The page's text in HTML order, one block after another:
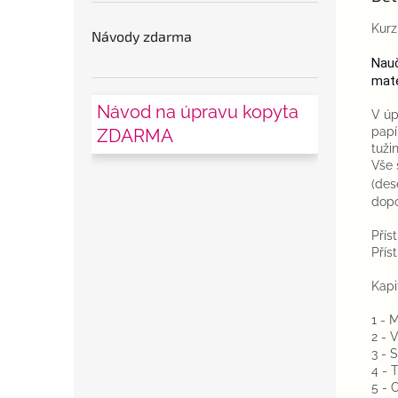
Návody zdarma
Návod na úpravu kopyta
ZDARMA
V
Vše
1 -
2 -
3 -
4 -
5 -